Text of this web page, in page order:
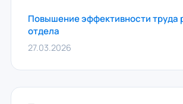
Повышение эффективности труда
отдела
27.03.2026